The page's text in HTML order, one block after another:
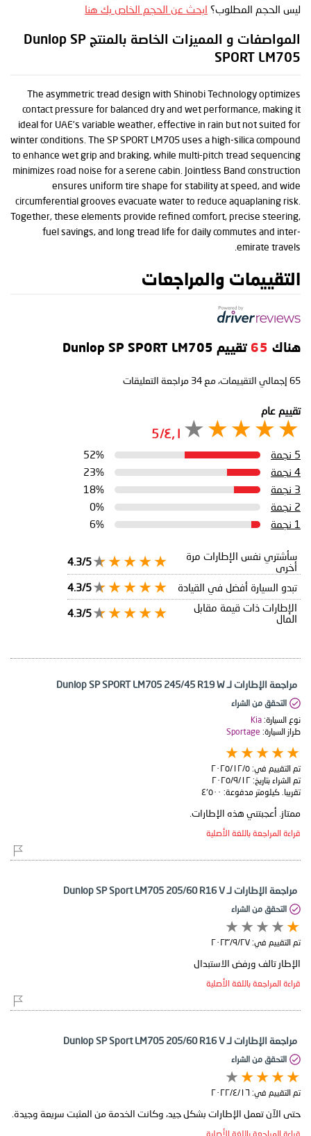
ليس الحجم المطلوب؟ ابحث عن الحجم الخاص بك هنا
المواصفات و المميزات الخاصة بالمنتج Dunlop SP
SPORT LM705
The asymmetric tread design with Shinobi Technology optimizes
contact pressure for balanced dry and wet performance, making it
ideal for UAE’s variable weather, effective in rain but not suited for
winter conditions. The SP SPORT LM705 uses a high-silica compound
to enhance wet grip and braking, while multi-pitch tread sequencing
minimizes road noise for a serene cabin. Jointless Band construction
ensures uniform tire shape for stability at speed, and wide
circumferential grooves evacuate water to reduce aquaplaning risk.
Together, these elements provide refined comfort, precise steering,
fuel savings, and long tread life for daily commutes and inter-
emirate travels.
التقييمات والمراجعات
هناك 65 تقييم Dunlop SP SPORT LM705
65 إجمالي التقييمات، مع 34 مراجعة التعليقات
تقييم عام
٤٫١/5
5 نجمة
52%
4 نجمة
23%
3 نجمة
18%
2 نجمة
0%
1 نجمة
6%
سأشتري نفس الإطارات مرة
أخرى
4.3/5
تبدو السيارة أفضل في القيادة
4.3/5
الإطارات ذات قيمة مقابل
المال
4.3/5
مراجعة الإطارات لـ Dunlop SP SPORT LM705 245/45 R19 W
التحقق من الشراء
نوع السيارة: Kia
طراز السيارة: Sportage
تم التقييم في: ٥‏/١٢‏/٢٠٢٥
تم الشراء بتاريخ: ١٢‏/٩‏/٢٠٢٥
تقريبا. كيلومتر مدفوعة: ٤٬٥٠٠
ممتاز. أعجبتني هذه الإطارات.
قراءة المراجعة باللغة الأصلية
مراجعة الإطارات لـ Dunlop SP Sport LM705 205/60 R16 V
التحقق من الشراء
تم التقييم في: ٢٧‏/٩‏/٢٠٢٣
الإطار تالف ورفض الاستبدال
قراءة المراجعة باللغة الأصلية
مراجعة الإطارات لـ Dunlop SP Sport LM705 205/60 R16 V
التحقق من الشراء
تم التقييم في: ١٦‏/٤‏/٢٠٢٢
حتى الآن تعمل الإطارات بشكل جيد، وكانت الخدمة من المثبت سريعة وجيدة.
قراءة المراجعة باللغة الأصلية